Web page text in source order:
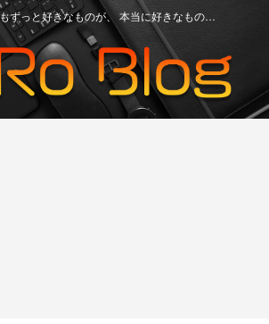
ずっと好きなものが、 本当に好きなもの…